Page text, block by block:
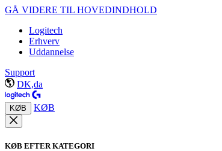
GÅ VIDERE TIL HOVEDINDHOLD
Logitech
Erhverv
Uddannelse
Support
DK,da
KØB KØB
KØB EFTER KATEGORI